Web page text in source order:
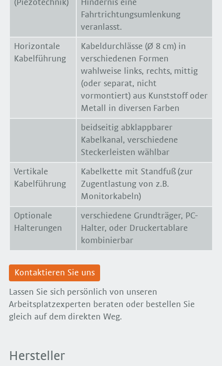
(Piezotechnik)
Hindernis eine
Fahrtrichtungsumlenkung
veranlasst.
Horizontale
Kabelführung
Kabeldurchlässe (Ø 8 cm) in
verschiedenen Formen
wahlweise links, rechts, mittig
(oder separat, nicht
vormontiert) aus Kunststoff oder
Metall in diversen Farben
beidseitig abklappbarer
Kabelkanal, verschiedene
Steckerleisten wählbar
Vertikale
Kabelführung
Kabelkette mit Standfuß (zur
Zugentlastung von z.B.
Monitorkabeln)
Optionale
Halterungen
verschiedene Grundträger, PC-
Halter, oder Druckertablare
kombinierbar
Kontaktieren Sie uns
Lassen Sie sich persönlich von unseren
Arbeitsplatzexperten beraten oder bestellen Sie
gleich auf dem direkten Weg.
Hersteller